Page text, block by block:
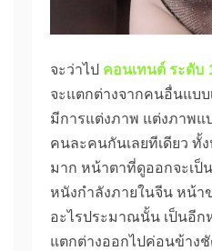
จะว่าไป คอนเทนต์ ระดับ
จะแตกต่างจากคนอื่นแบบ
มีการแต่งภาพ แต่งภาพแ
คนละคนกันเลยทีเดียว ทั้
มาก หน้าตาที่ดูออกจะเ
หนังกำลังภายในจีน หน้า
อะไรประมาณนั้น เป็นอี
แตกต่างออกไปค่อนข้าง